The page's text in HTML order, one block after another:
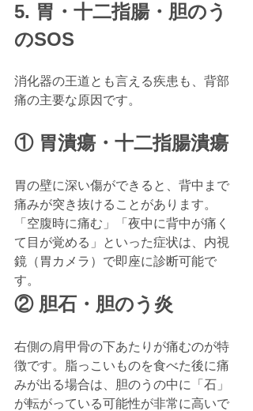
5. 胃・十二指腸・胆のう
のSOS
消化器の王道とも言える疾患も、背部
痛の主要な原因です。
① 胃潰瘍・十二指腸潰瘍
胃の壁に深い傷ができると、背中まで
痛みが突き抜けることがあります。
「空腹時に痛む」「夜中に背中が痛く
て目が覚める」といった症状は、内視
鏡（胃カメラ）で即座に診断可能で
す。
② 胆石・胆のう炎
右側の肩甲骨の下あたりが痛むのが特
徴です。脂っこいものを食べた後に痛
みが出る場合は、胆のうの中に「石」
が転がっている可能性が非常に高いで